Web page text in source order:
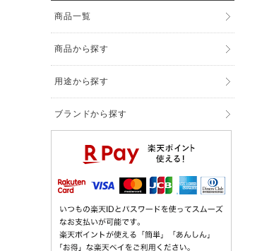
商品一覧
商品から探す
用途から探す
ブランドから探す